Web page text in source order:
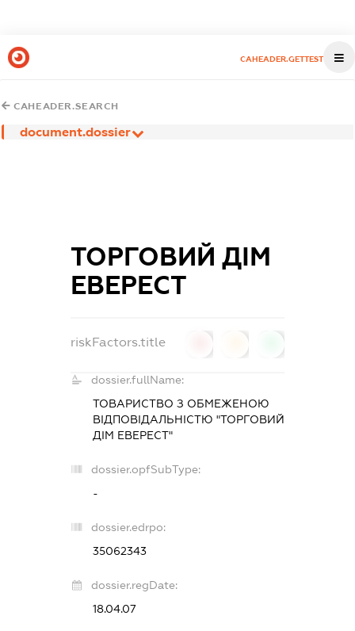
CAHEADER.GETTEST
CAHEADER.SEARCH
document.dossier
ТОРГОВИЙ ДІМ
ЕВЕРЕСТ
riskFactors.title
dossier.fullName:
ТОВАРИСТВО З ОБМЕЖЕНОЮ
ВІДПОВІДАЛЬНІСТЮ "ТОРГОВИЙ
ДІМ ЕВЕРЕСТ"
dossier.opfSubType:
-
dossier.edrpo:
35062343
dossier.regDate:
18.04.07